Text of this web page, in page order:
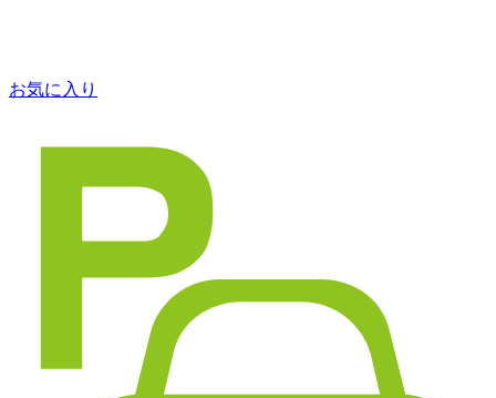
お気に入り